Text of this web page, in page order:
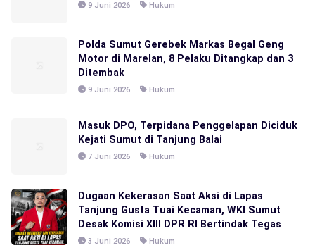
9 Juni 2026 Hukum
Polda Sumut Gerebek Markas Begal Geng
Motor di Marelan, 8 Pelaku Ditangkap dan 3
Ditembak
9 Juni 2026 Hukum
Masuk DPO, Terpidana Penggelapan Diciduk
Kejati Sumut di Tanjung Balai
7 Juni 2026 Hukum
Dugaan Kekerasan Saat Aksi di Lapas
Tanjung Gusta Tuai Kecaman, WKI Sumut
Desak Komisi XIII DPR RI Bertindak Tegas
3 Juni 2026 Hukum